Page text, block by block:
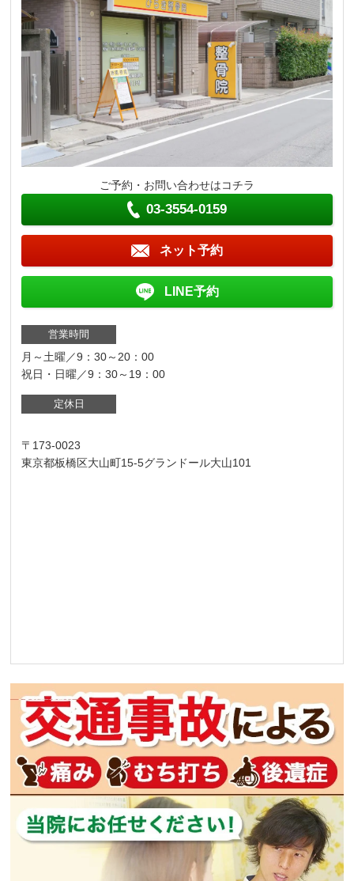
ご予約・お問い合わせはコチラ
03-3554-0159
ネット予約
LINE予約
営業時間
月～土曜／9：30～20：00
祝日・日曜／9：30～19：00
定休日
〒173-0023
東京都板橋区大山町15-5グランドール大山101